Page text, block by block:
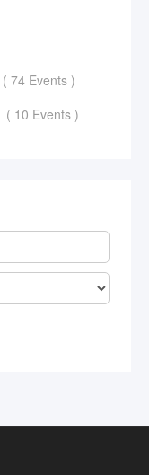
( 74 Events )
( 10 Events )